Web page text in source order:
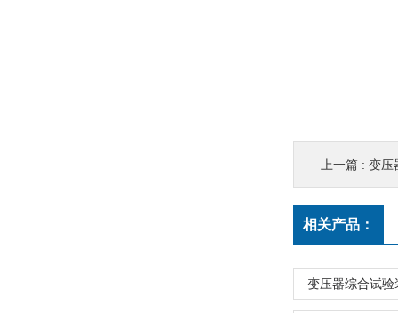
上一篇 : 变压
相关产品：
变压器综合试